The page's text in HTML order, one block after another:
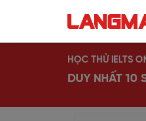
HỌC THỬ IELTS
DUY NHẤT 10